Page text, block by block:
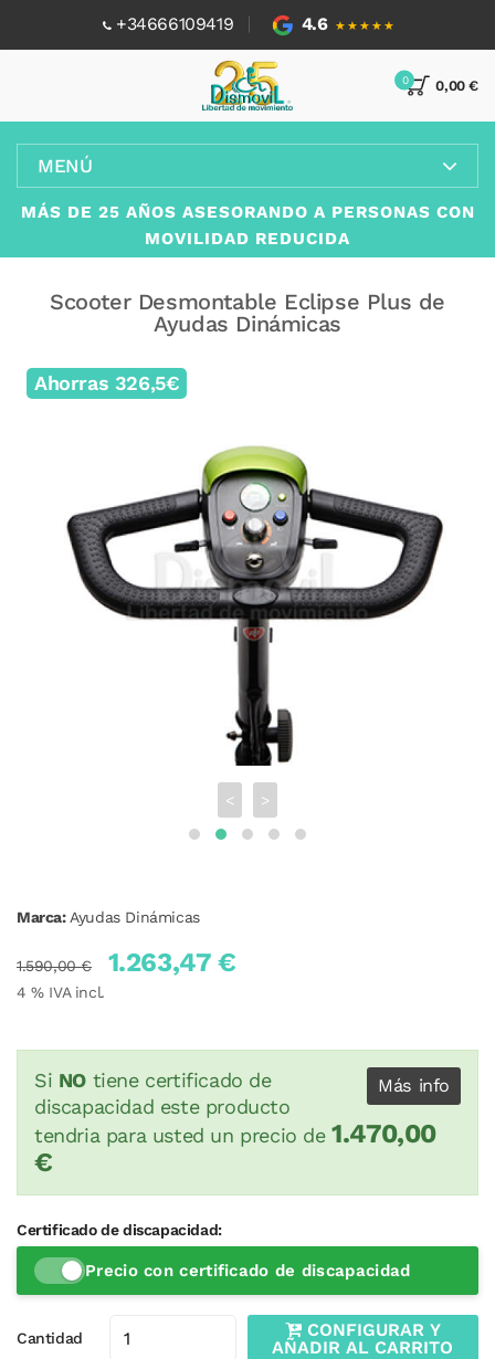
+34666109419 4.6 ★★★★★
0,00 €
0
MENÚ
MÁS DE 25 AÑOS ASESORANDO A PERSONAS CON
MOVILIDAD REDUCIDA
Scooter Desmontable Eclipse Plus de
Ayudas Dinámicas
Ahorras 326,5€
< >
Marca: Ayudas Dinámicas
1.590,00 € 1.263,47 €
4% IVA incl.
Más info
Si NO tiene certificado de
discapacidad este producto
tendria para usted un precio de1.470,00
€
Certificado de discapacidad:
Precio con certificado de discapacidad
Cantidad
CONFIGURAR Y
AÑADIR AL CARRITO